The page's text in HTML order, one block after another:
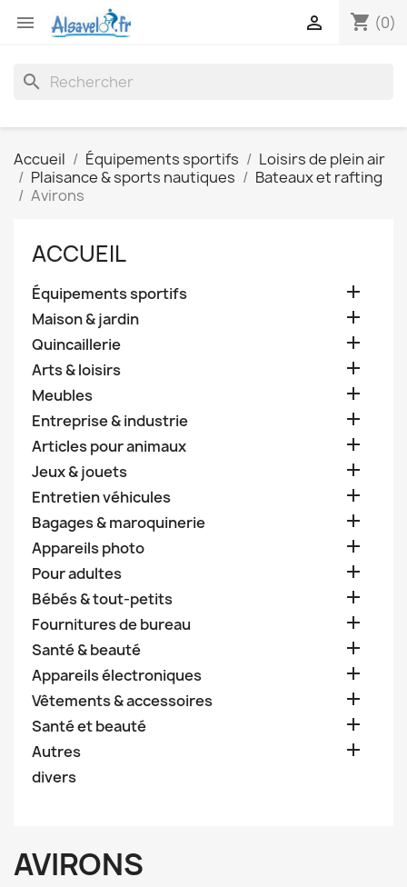
 shopping_cart (0)

search
Accueil Équipements sportifs
Loisirs de plein air
Plaisance & sports nautiques
Bateaux et rafting
Avirons
ACCUEIL
Équipements sportifs 
Maison & jardin 
Quincaillerie 
Arts & loisirs 
Meubles 
Entreprise & industrie 
Articles pour animaux 
Jeux & jouets 
Entretien véhicules 
Bagages & maroquinerie 
Appareils photo 
Pour adultes 
Bébés & tout-petits 
Fournitures de bureau 
Santé & beauté 
Appareils électroniques 
Vêtements & accessoires 
Santé et beauté 
Autres 
divers
AVIRONS